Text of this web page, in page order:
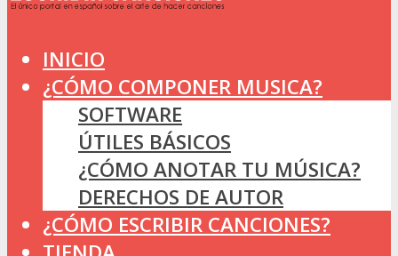
INICIO
¿CÓMO COMPONER MUSICA?
SOFTWARE
ÚTILES BÁSICOS
¿CÓMO ANOTAR TU MÚSICA?
DERECHOS DE AUTOR
¿CÓMO ESCRIBIR CANCIONES?